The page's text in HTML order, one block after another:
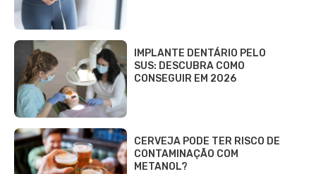
IMPLANTE DENTÁRIO PELO
SUS: DESCUBRA COMO
CONSEGUIR EM 2026
CERVEJA PODE TER RISCO DE
CONTAMINAÇÃO COM
METANOL?